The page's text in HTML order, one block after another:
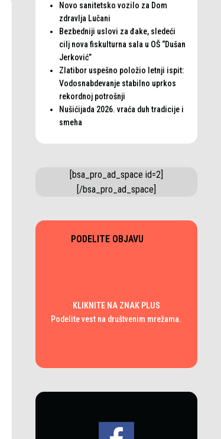
Novo sanitetsko vozilo za Dom
zdravlja Lučani
Bezbedniji uslovi za đake, sledeći
cilj nova fiskulturna sala u OŠ “Dušan
Jerković”
Zlatibor uspešno položio letnji ispit:
Vodosnabdevanje stabilno uprkos
rekordnoj potrošnji
Nušićijada 2026. vraća duh tradicije i
smeha
[bsa_pro_ad_space id=2]
[/bsa_pro_ad_space]
PODELITE OBJAVU
KLIKNITE NA ZNAK PLUS
Podelite vest na društvenim mrežama.